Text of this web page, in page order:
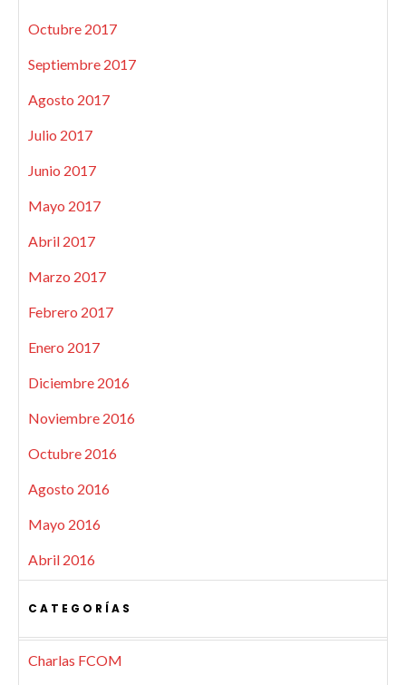
Octubre 2017
Septiembre 2017
Agosto 2017
Julio 2017
Junio 2017
Mayo 2017
Abril 2017
Marzo 2017
Febrero 2017
Enero 2017
Diciembre 2016
Noviembre 2016
Octubre 2016
Agosto 2016
Mayo 2016
Abril 2016
CATEGORÍAS
Charlas FCOM